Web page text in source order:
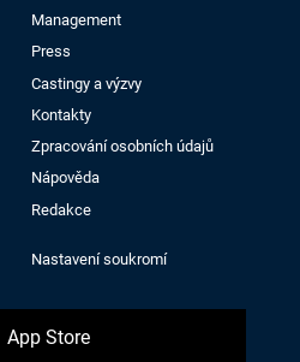
Management
Press
Castingy a výzvy
Kontakty
Zpracování osobních údajů
Nápověda
Redakce
Nastavení soukromí
App Store